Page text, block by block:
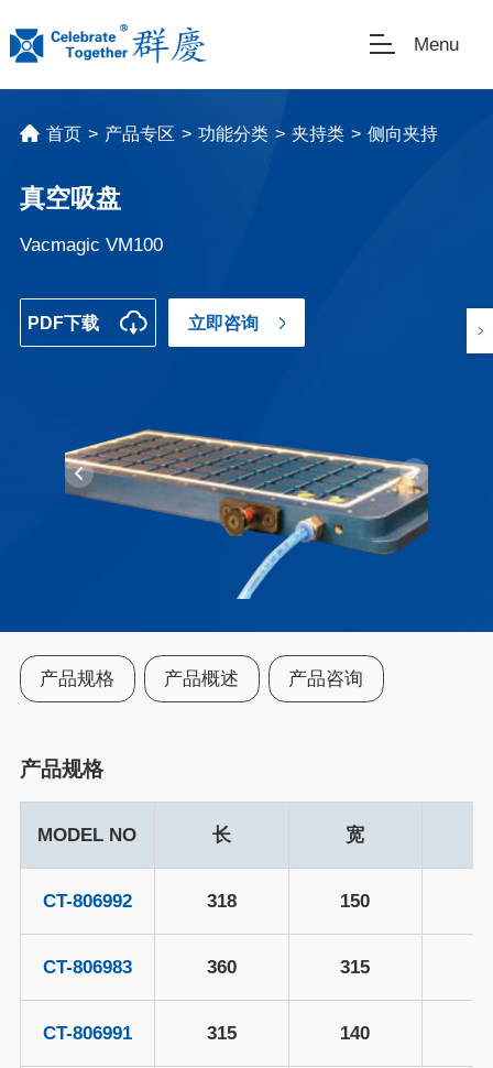
Menu
首页 > 产品专区 > 功能分类 > 夹持类 > 侧向夹持
真空吸盘
Vacmagic VM100
PDF下载 立即咨询
产品规格 产品概述 产品咨询
产品规格
MODEL NO 长 宽
CT-806992 318 150
CT-806983 360 315
CT-806991 315 140